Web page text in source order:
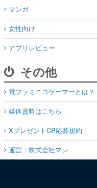
マンガ
女性向け
アプリレビュー
その他
電ファミニコゲーマーとは？
媒体資料はこちら
XプレゼントCP応募規約
運営：株式会社マレ